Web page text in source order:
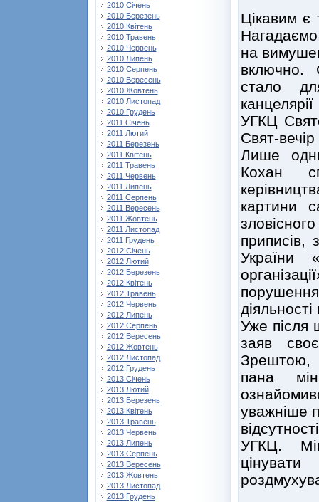
2010 Січень
2010 Березень
2010 Квітень
2010 Травень
2010 Червень
2010 Липень
2010 Серпень
2010 Вересень
2010 Жовтень
2010 Листопад
2010 Грудень
2011 Січень
2011 Лютий
2011 Березень
2011 Квітень
2011 Травень
2011 Червень
2011 Липень
2011 Серпень
2011 Вересень
2011 Жовтень
2011 Листопад
2011 Грудень
2012 Січень
2012 Лютий
2012 Березень
2012 Квітень
2012 Травень
2012 Червень
2012 Липень
2012 Серпень
2012 Вересень
2012 Жовтень
2012 Листопад
2012 Грудень
2013 Січень
2013 Лютий
2013 Березень
2013 Квітень
2013 Травень
2013 Червень
2013 Липень
2013 Серпень
2013 Вересень
2013 Жовтень
2013 Листопад
2013 Грудень
Цікавим є
на
включно.
стало
УГКЦ
Свят-
Лише
Кохан
картини
приписів,
України
діяльності
Уже після
заяв
Зрештою,
пана
уважніше
УГКЦ.